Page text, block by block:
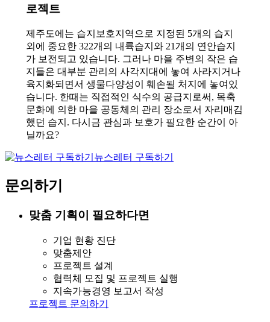
로젝트
제주도에는 습지보호지역으로 지정된 5개의 습지
외에 중요한 322개의 내륙습지와 21개의 연안습지
가 보전되고 있습니다. 그러나 마을 주변의 작은 습
지들은 대부분 관리의 사각지대에 놓여 사라지거나
육지화되면서 생물다양성이 훼손될 처지에 놓여있
습니다. 한때는 직접적인 식수의 공급지로써, 목축
문화에 의한 마을 공동체의 관리 장소로서 자리매김
했던 습지. 다시금 관심과 보호가 필요한 순간이 아
닐까요?
뉴스레터 구독하기
문의하기
맞춤 기획이 필요하다면
기업 현황 진단
맞춤제안
프로젝트 설계
협력체 모집 및 프로젝트 실행
지속가능경영 보고서 작성
프로젝트 문의하기